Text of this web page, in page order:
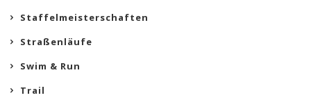
Staffelmeisterschaften
Straßenläufe
Swim & Run
Trail